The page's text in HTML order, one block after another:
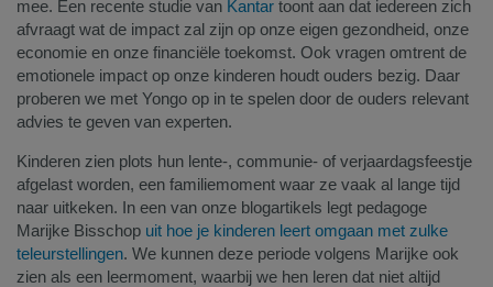
mee. Een recente studie van Kantar toont aan dat iedereen zich
afvraagt wat de impact zal zijn op onze eigen gezondheid, onze
economie en onze financiële toekomst. Ook vragen omtrent de
emotionele impact op onze kinderen houdt ouders bezig. Daar
proberen we met Yongo op in te spelen door de ouders relevant
advies te geven van experten.
Kinderen zien plots hun lente-, communie- of verjaardagsfeestje
afgelast worden, een familiemoment waar ze vaak al lange tijd
naar uitkeken. In een van onze blogartikels legt pedagoge
Marijke Bisschop uit hoe je kinderen leert omgaan met zulke
teleurstellingen. We kunnen deze periode volgens Marijke ook
zien als een leermoment, waarbij we hen leren dat niet altijd